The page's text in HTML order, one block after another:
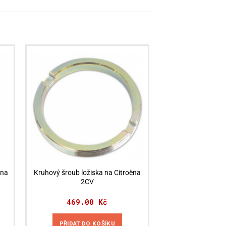
Kruhový šroub ložiska na Citroëna
2CV
469.00 Kč
PŘIDAT DO KOŠÍKU